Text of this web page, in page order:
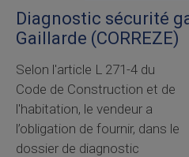
Diagnostic sécurité
Gaillarde (CORREZE)
Selon l'article L 271-4 du
Code de Construction et de
l'habitation, le vendeur a
l’obligation de fournir, dans le
dossier de diagnostic